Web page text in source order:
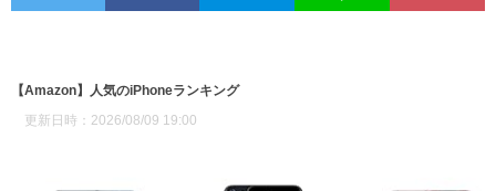
【Amazon】人気のiPhoneランキング
更新日時：2026/08/09 19:00